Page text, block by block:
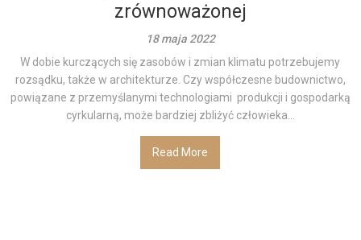
zrównoważonej
18 maja 2022
W dobie kurczących się zasobów i zmian klimatu potrzebujemy
rozsądku, także w architekturze. Czy współczesne budownictwo,
powiązane z przemyślanymi technologiami produkcji i gospodarką
cyrkularną, może bardziej zbliżyć człowieka...
Read More